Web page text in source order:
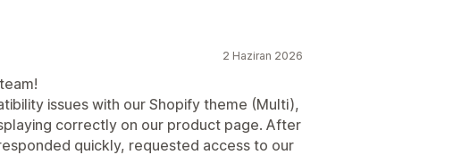
2 Haziran 2026
issues with our Shopify theme (Multi),
correctly on our product page. After
quickly, requested access to our